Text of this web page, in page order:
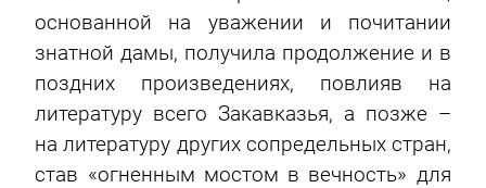
основанной на уважении и почитании
знатной дамы, получила продолжение и в
поздних произведениях, повлияв на
литературу всего Закавказья, а позже –
на литературу других сопредельных стран,
став «огненным мостом в вечность» для